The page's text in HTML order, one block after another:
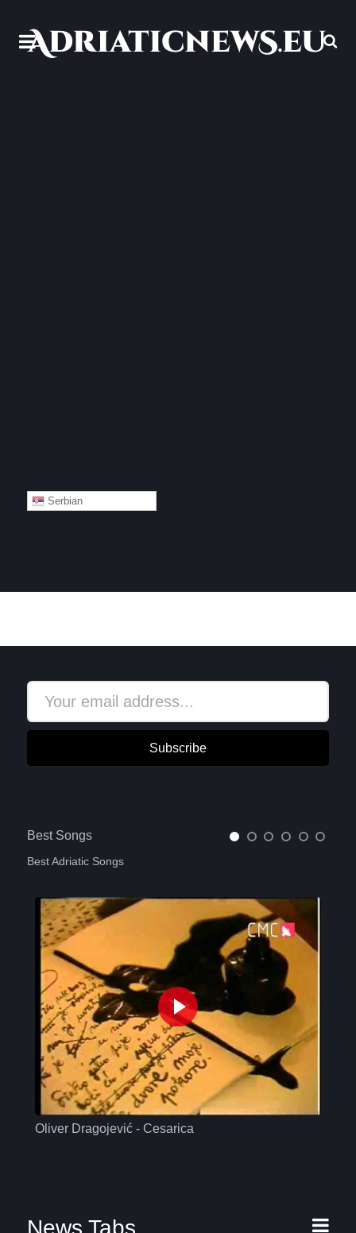
Serbian
Subscribe
Best Songs
Best Adriatic Songs
Oliver Dragojević - Cesarica
News Tabs